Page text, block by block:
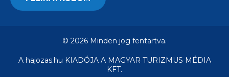
© 2026 Minden jog fentartva.
A hajozas.hu KIADÓJA A MAGYAR TURIZMUS MÉDIA
KFT.